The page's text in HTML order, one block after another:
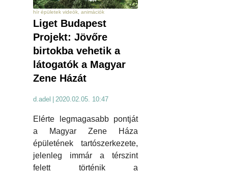
hír épületek videók, animációk
Liget Budapest
Projekt: Jövőre
birtokba vehetik a
látogatók a Magyar
Zene Házát
d.adel 2020.02.05. 10:47
Elérte legmagasabb pontját
a Magyar Zene Háza
épületének tartószerkezete,
jelenleg immár a térszint
felett történik a